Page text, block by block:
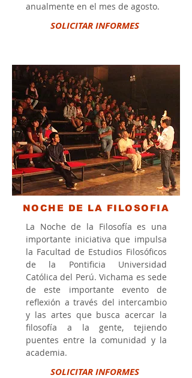
anualmente en el mes de agosto.
SOLICITAR INFORMES
NOCHE DE LA FILOSOFIA
La Noche de la Filosofía es una
importante iniciativa que impulsa
la Facultad de Estudios Filosóficos
de la Pontificia Universidad
Católica del Perú. Vichama es sede
de este importante evento de
reflexión a través del intercambio
y las artes que busca acercar la
filosofía a la gente, tejiendo
puentes entre la comunidad y la
academia.
SOLICITAR INFORMES